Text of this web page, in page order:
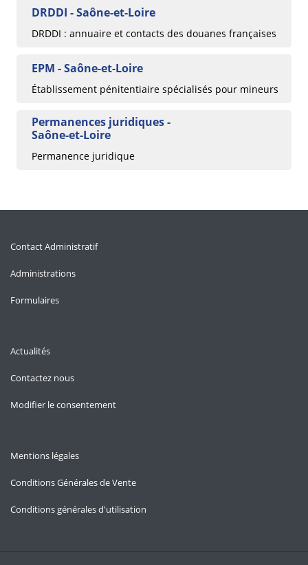
DRDDI - Saône-et-Loire
DRDDI : annuaire et contacts des douanes françaises
EPM - Saône-et-Loire
Établissement pénitentiaire spécialisés pour mineurs
Permanences juridiques -
Saône-et-Loire
Permanence juridique
Contact Administratif
Administrations
Formulaires
Actualités
Contactez nous
Modifier le consentement
Mentions légales
Conditions Générales de Vente
Conditions générales d'utilisation